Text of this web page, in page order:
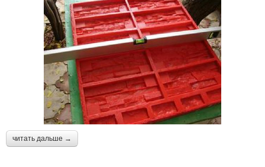
читать дальше →